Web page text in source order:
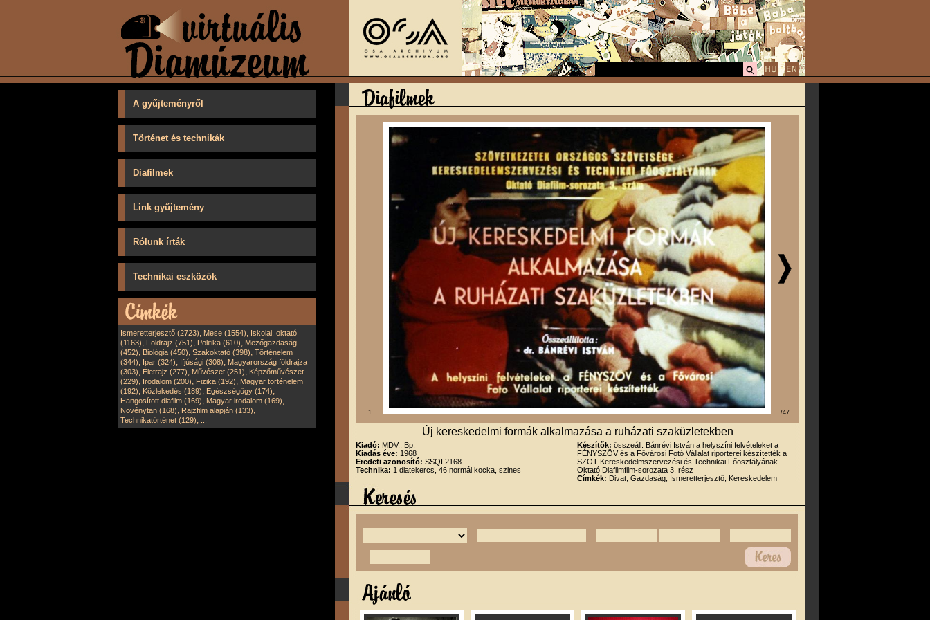
A gyűjteményről
Történet és technikák
Diafilmek
Link gyűjtemény
Rólunk írták
Technikai eszközök
Ismeretterjesztő (2723), Mese (1554), Iskolai, oktató
(1163), Földrajz (751), Politika (610), Mezőgazdaság
(452), Biológia (450), Szakoktató (398), Történelem
(344), Ipar (324), Ifjúsági (308), Magyarország földrajza
(303), Életrajz (277), Művészet (251), Képzőművészet
(229), Irodalom (200), Fizika (192), Magyar történelem
(192), Közlekedés (189), Egészségügy (174),
Hangosított diafilm (169), Magyar irodalom (169),
Növénytan (168), Rajzfilm alapján (133),
Technikatörténet (129),
1 /47
Új kereskedelmi formák alkalmazása a ruházati szaküzletekben
Kiadó: MDV., Bp.
Kiadás éve: 1968
Eredeti azonosító: SSQI 2168
Technika: 1 diatekercs, 46 normál kocka, szines
Készítők: összeáll. Bánrévi István a helyszíni felvételeket a
FÉNYSZÖV és a Fővárosi Fotó Vállalat riporterei készítették a
SZOT Kereskedelmszervezési és Technikai Főosztályának
Oktató Diafilmfilm-sorozata 3. rész
Címkék: Divat, Gazdaság, Ismeretterjesztő, Kereskedelem